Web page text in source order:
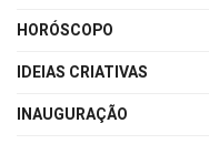
HORÓSCOPO
IDEIAS CRIATIVAS
INAUGURAÇÃO